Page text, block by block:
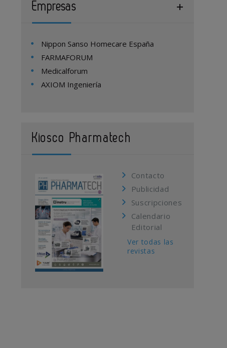
Empresas
Nippon Sanso Homecare España
FARMAFORUM
Medicalforum
AXIOM Ingeniería
Kiosco Pharmatech
Contacto
Publicidad
Suscripciones
Calendario
Editorial
Ver todas las
revistas